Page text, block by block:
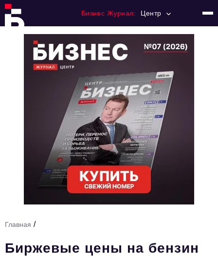
Бизнес Журнал: Центр
Регулирование
Премия "Тульский Бизнес"
История тульского предпринимательства
Тема номера
Главная /
Биржевые цены на бензин